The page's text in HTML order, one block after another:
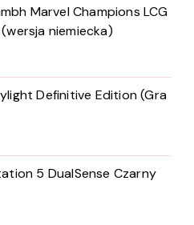
Marvel Champions LCG
niemiecka)
Definitive Edition (Gra
5 DualSense Czarny